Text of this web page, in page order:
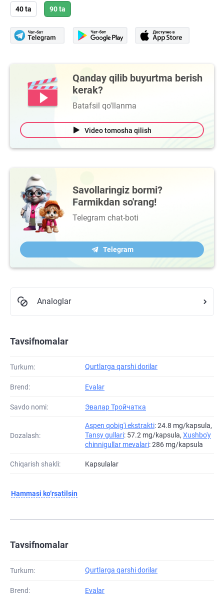
40 ta 90 ta
Qanday qilib buyurtma berish
kerak?
Batafsil qo'llanma
Video tomosha qilish
Savollaringiz bormi?
Farmikdan so'rang!
Telegram chat-boti
Telegram
Analoglar
Tavsifnomalar
Turkum: Qurtlarga qarshi dorilar
Brend: Evalar
Savdo nomi: Эвалар Тройчатка
Dozalash:
Aspen qobig'i ekstrakti: 24.8 mg/kapsula,
Tansy gullari: 57.2 mg/kapsula, Xushbo'y
chinnigullar mevalari: 286 mg/kapsula
Chiqarish shakli: Kapsulalar
Hammasi ko‘rsatilsin
Tavsifnomalar
Turkum: Qurtlarga qarshi dorilar
Brend: Evalar